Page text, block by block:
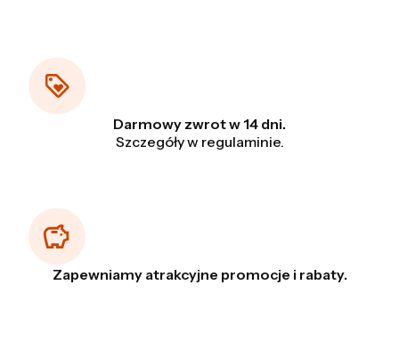
Darmowy zwrot w 14 dni.
Szczegóły w regulaminie.
Zapewniamy atrakcyjne promocje i rabaty.